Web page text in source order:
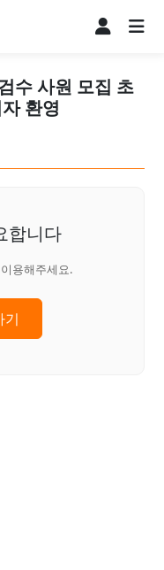
수 사원 모집 초
환영
합니다
용해주세요.
기